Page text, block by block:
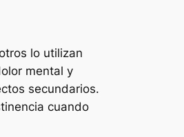
lo utilizan
mental y
secundarios.
cuando